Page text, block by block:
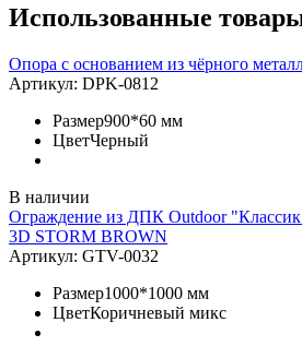
Использованные
Опора с основанием из чёрного
Артикул: DPK-0812
Размер900*60 мм
ЦветЧерный
В наличии
Ограждение из ДПК Outdoor
3D STORM BROWN
Артикул: GTV-0032
Размер1000*1000 мм
ЦветКоричневый микс